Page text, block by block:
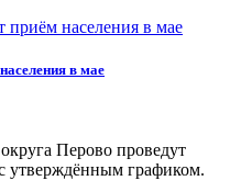
в мае
Перово проведут
утверждённым графиком.